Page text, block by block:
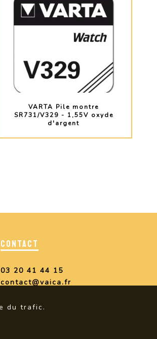
VARTA Pile montre
SR731/V329 - 1,55V oxyde
d'argent
CONTACT
03 20 41 44 15
contact@vaica.fr
du trafic.